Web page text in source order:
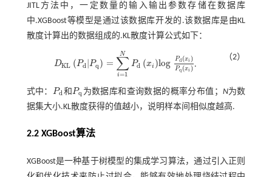
JITL方法中，一定数量的输入输出参数存储在数据库
中.XGBoost等模型是通过该数据库开发的.该数据库是由KL
散度计算出的数据组成的.KL散度计算公式如下：
DKL (Pd |Pq ) = ∑
i=1
N
Pd (xi )log Pd (xi)
Pq (xi)
DKLP d|Pq =∑i = 1NP dx log P dxiPqxi .
（2）
式中： Pd
Pd 和 Pq
Pq 为数据库和查询数据的概率分布值； N为数
据集大小.KL散度获得的值越小，说明样本间相似度越高.
2.2 XGBoost算法
XGBoost是一种基于树模型的集成学习算法，通过引入正则